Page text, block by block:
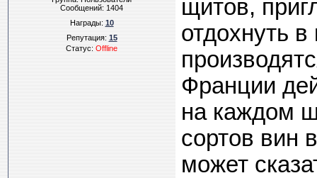
Сообщений:1404
Награды:10
Репутация:15
Статус:Offline
щитов,
отдохнуть
Франции
на каждом
сортов вин
может